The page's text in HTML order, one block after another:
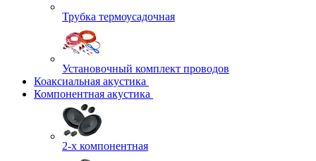
Трубка термоусадочная
Установочный комплект проводов
Коаксиальная акустика
Компонентная акустика
2-х компонентная